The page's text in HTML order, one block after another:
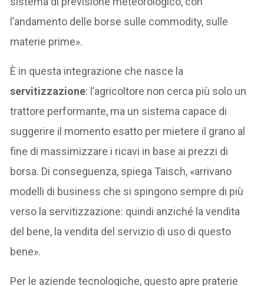
l’andamento delle borse sulle commodity, sulle
materie prime».
È in questa integrazione che nasce la
servitizzazione: l’agricoltore non cerca più solo un
trattore performante, ma un sistema capace di
suggerire il momento esatto per mietere il grano al
fine di massimizzare i ricavi in base ai prezzi di
borsa. Di conseguenza, spiega Taisch, «arrivano
modelli di business che si spingono sempre di più
verso la servitizzazione: quindi anziché la vendita
del bene, la vendita del servizio di uso di questo
bene».
Per le aziende tecnologiche, questo apre praterie